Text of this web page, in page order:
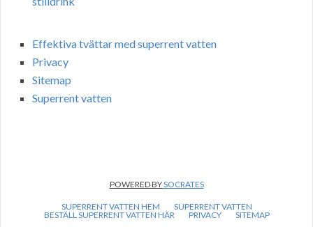
Effektiva tvättar med superrent vatten
Privacy
Sitemap
Superrent vatten
POWERED BYSOCRATES
SUPERRENT VATTEN HEM
SUPERRENT VATTEN
BESTÄLL SUPERRENT VATTEN HÄR
PRIVACY SITEMAP